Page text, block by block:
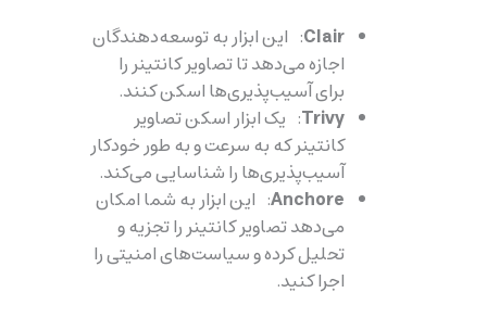
Clair: این ابزار به توسعه‌دهندگان
اجازه می‌دهد تا تصاویر کانتینر را
برای آسیب‌پذیری‌ها اسکن کنند.
Trivy: یک ابزار اسکن تصاویر
کانتینر که به سرعت و به طور خودکار
آسیب‌پذیری‌ها را شناسایی می‌کند.
Anchore: این ابزار به شما امکان
می‌دهد تصاویر کانتینر را تجزیه و
تحلیل کرده و سیاست‌های امنیتی را
اجرا کنید.